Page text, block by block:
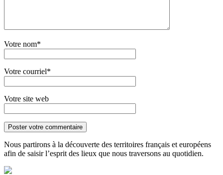
Votre nom*
Votre courriel*
Votre site web
Nous partirons à la découverte des territoires français et européens
afin de saisir l’esprit des lieux que nous traversons au quotidien.